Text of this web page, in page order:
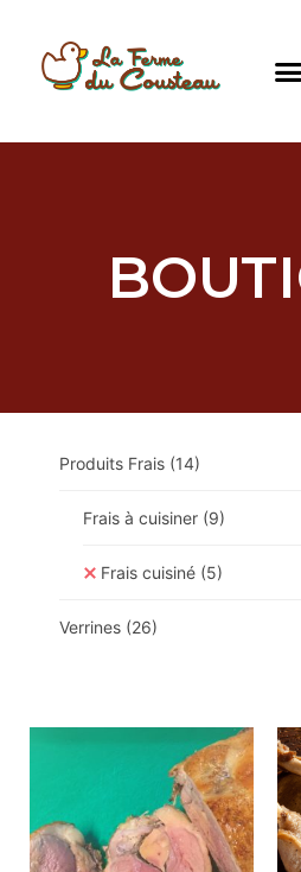
Produits Frais (14)
Frais à cuisiner (9)
Frais cuisiné (5)
Verrines (26)